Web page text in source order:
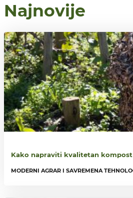
Najnovije
Kako napraviti kvalitetan
MODERNI AGRAR I SAVREMENA